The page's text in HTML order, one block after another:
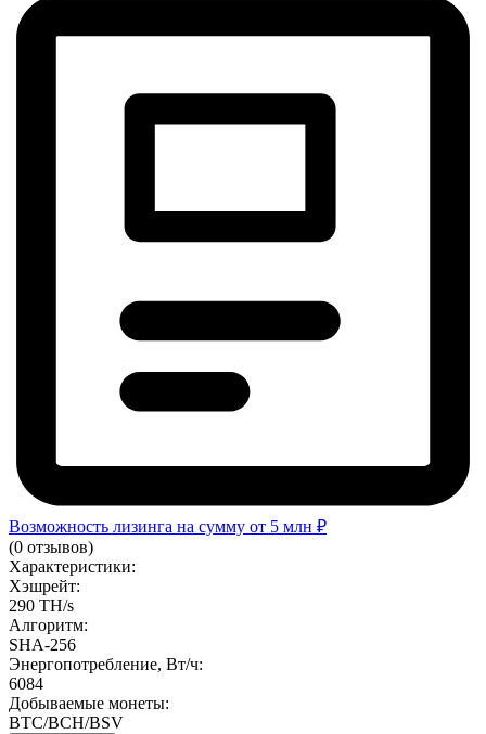
Возможность лизинга на сумму от 5 млн ₽
(0 отзывов)
Характеристики:
Хэшрейт:
290 TH/s
Алгоритм:
SHA-256
Энергопотребление, Вт/ч:
6084
Добываемые монеты:
BTC/BCH/BSV